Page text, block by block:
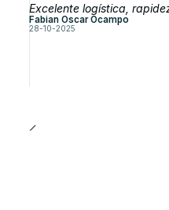
Excelente logística,
Fabian Oscar Ocampo
28-10-2025